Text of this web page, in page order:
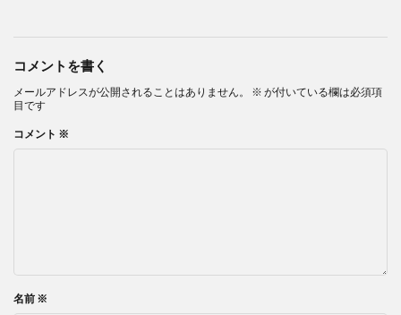
コメントを書く
メールアドレスが公開されることはありません。 ※ が付いている欄は必須項
目です
コメント ※
名前 ※